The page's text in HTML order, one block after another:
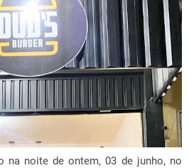
na noite de ontem, 03 de junho, no